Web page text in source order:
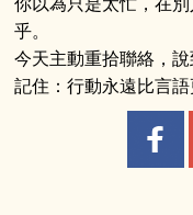
你以為只是太忙，在
乎。
今天主動重拾聯絡，說
記住：行動永遠比言語